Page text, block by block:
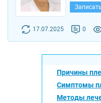
17.07.2025 0
Причины
Симптомы
Методы